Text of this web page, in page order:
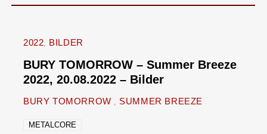
2022 BILDER
BURY TOMORROW – Summer Breeze
2022, 20.08.2022 – Bilder
BURY TOMORROW SUMMER BREEZE
METALCORE